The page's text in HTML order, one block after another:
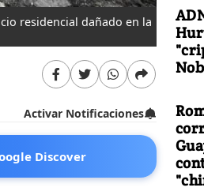
residencial dañado en la
Activar Notificaciones
Discover